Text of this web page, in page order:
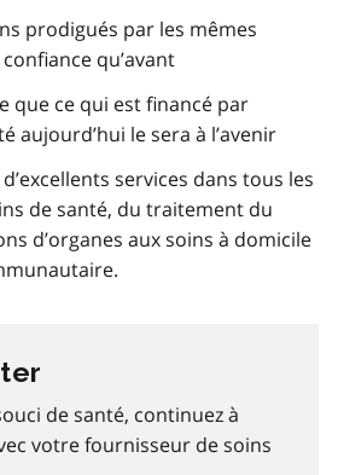
prodigués par les mêmes
qu’avant
que ce qui est financé par
aujourd’hui le sera à l’avenir
services dans tous les
de santé, du traitement du
d’organes aux soins à domicile
de santé, continuez à
votre fournisseur de soins